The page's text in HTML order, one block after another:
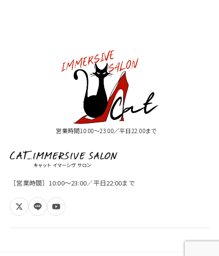
営業時間10:00〜23:00／平日22:00まで
［営業時間］10:00〜23:00／平日22:00まで